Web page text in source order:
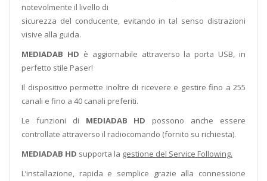
notevolmente il livello di
sicurezza del conducente, evitando in tal senso distrazioni
visive alla guida.
MEDIADAB HD è aggiornabile attraverso la porta USB, in
perfetto stile Paser!
Il dispositivo permette inoltre di ricevere e gestire fino a 255
canali e fino a 40 canali preferiti.
Le funzioni di MEDIADAB HD possono anche essere
controllate attraverso il radiocomando (fornito su richiesta).
MEDIADAB HD supporta la gestione del Service Following.
L’installazione, rapida e semplice grazie alla connessione